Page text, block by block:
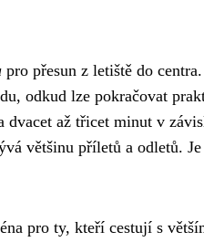
pro přesun z letiště do
odkud lze pokračovat
až třicet minut v
většinu příletů a odletů.
pro ty, kteří cestují s